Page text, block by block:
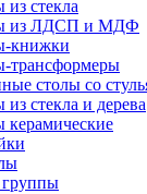
из стекла
из ЛДСП и МДФ
книжки
трансформеры
столы со
стекла и дерева
керамические